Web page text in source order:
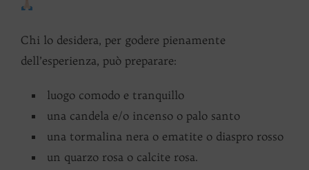
Chi lo desidera, per godere pienamente
dell’esperienza, può preparare:
luogo comodo e tranquillo
una candela e/o incenso o palo santo
una tormalina nera o ematite o diaspro rosso
un quarzo rosa o calcite rosa.